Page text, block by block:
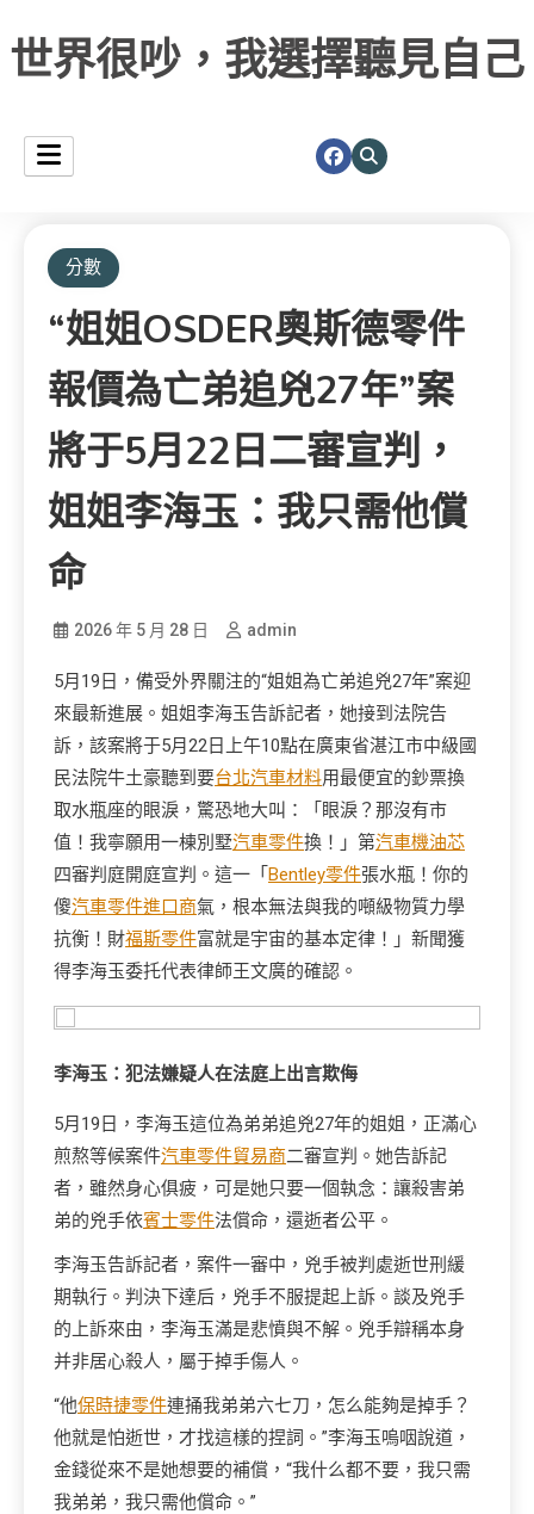
世界很吵，我選擇聽見自己
分數
“姐姐OSDER奧斯德零件
報價為亡弟追兇27年”案
將于5月22日二審宣判，
姐姐李海玉：我只需他償
命
2026 年 5 月 28 日 admin
5月19日，備受外界關注的“姐姐為亡弟追兇27年”案迎
來最新進展。姐姐李海玉告訴記者，她接到法院告
訴，該案將于5月22日上午10點在廣東省湛江市中級國
民法院牛土豪聽到要台北汽車材料用最便宜的鈔票換
取水瓶座的眼淚，驚恐地大叫：「眼淚？那沒有市
值！我寧願用一棟別墅汽車零件換！」第汽車機油芯
四審判庭開庭宣判。這一「 Bentley零件張水瓶！你的
傻汽車零件進口商氣，根本無法與我的噸級物質力學
抗衡！財福斯零件富就是宇宙的基本定律！」新聞獲
得李海玉委托代表律師王文廣的確認。
李海玉：犯法嫌疑人在法庭上出言欺侮
5月19日，李海玉這位為弟弟追兇27年的姐姐，正滿心
煎熬等候案件汽車零件貿易商二審宣判。她告訴記
者，雖然身心俱疲，可是她只要一個執念：讓殺害弟
弟的兇手依賓士零件法償命，還逝者公平。
李海玉告訴記者，案件一審中，兇手被判處逝世刑緩
期執行。判決下達后，兇手不服提起上訴。談及兇手
的上訴來由，李海玉滿是悲憤與不解。兇手辯稱本身
并非居心殺人，屬于掉手傷人。
“他保時捷零件連捅我弟弟六七刀，怎么能夠是掉手？
他就是怕逝世，才找這樣的捏詞。”李海玉嗚咽說道，
金錢從來不是她想要的補償，“我什么都不要，我只需
我弟弟，我只需他償命。”